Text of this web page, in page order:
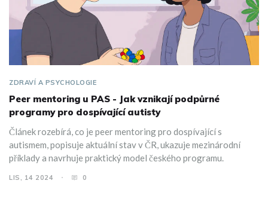
ZDRAVÍ A PSYCHOLOGIE
Peer mentoring u PAS - Jak vznikají podpůrné
programy pro dospívající autisty
Článek rozebírá, co je peer mentoring pro dospívající s
autismem, popisuje aktuální stav v ČR, ukazuje mezinárodní
příklady a navrhuje praktický model českého programu.
LIS, 14 2024 0